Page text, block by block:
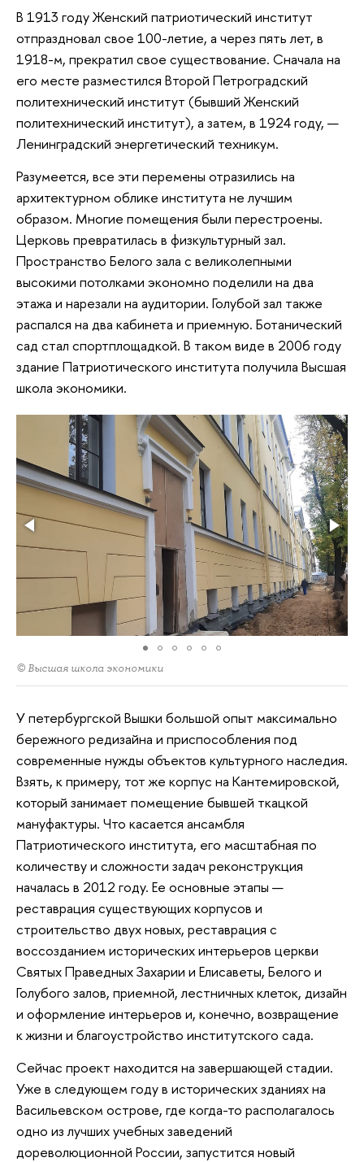
В 1913 году Женский патриотический институт
отпраздновал свое 100-летие, а через пять лет, в
1918-м, прекратил свое существование. Сначала на
его месте разместился Второй Петроградский
политехнический институт (бывший Женский
политехнический институт), а затем, в 1924 году, —
Ленинградский энергетический техникум.
Разумеется, все эти перемены отразились на
архитектурном облике института не лучшим
образом. Многие помещения были перестроены.
Церковь превратилась в физкультурный зал.
Пространство Белого зала с великолепными
высокими потолками экономно поделили на два
этажа и нарезали на аудитории. Голубой зал также
распался на два кабинета и приемную. Ботанический
сад стал спортплощадкой. В таком виде в 2006 году
здание Патриотического института получила Высшая
школа экономики.
© Высшая школа экономики
У петербургской Вышки большой опыт максимально
бережного редизайна и приспособления под
современные нужды объектов культурного наследия.
Взять, к примеру, тот же корпус на Кантемировской,
который занимает помещение бывшей ткацкой
мануфактуры. Что касается ансамбля
Патриотического института, его масштабная по
количеству и сложности задач реконструкция
началась в 2012 году. Ее основные этапы —
реставрация существующих корпусов и
строительство двух новых, реставрация с
воссозданием исторических интерьеров церкви
Святых Праведных Захарии и Елисаветы, Белого и
Голубого залов, приемной, лестничных клеток, дизайн
и оформление интерьеров и, конечно, возвращение
к жизни и благоустройство институтского сада.
Сейчас проект находится на завершающей стадии.
Уже в следующем году в исторических зданиях на
Васильевском острове, где когда-то располагалось
одно из лучших учебных заведений
дореволюционной России, запустится новый